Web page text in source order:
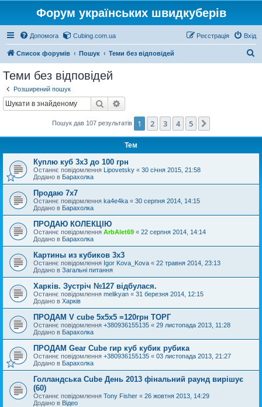
Форум українських швидкуберів
Допомога Cubing.com.ua Вхід
Реєстрація
Список форумів Пошук Теми без відповідей
Теми без відповідей
Розширений пошук
Пошук
Пошук дав 107 результатів 1 2 3 4 5
Тем
Куплю куб 3х3 до 100 грн
Останнє повідомлення Lipovetsky « 30 січня 2015, 21:58
Додано в Барахолка
Продаю 7х7
Останнє повідомлення ka4e4ka « 30 серпня 2014, 14:15
Додано в Барахолка
ПРОДАЮ КОЛЕКЦІЮ
Останнє повідомлення ArbAlet69 « 22 серпня 2014, 14:14
Додано в Барахолка
Картины из кубиков 3х3
Останнє повідомлення Igor Kova_Kova « 22 травня 2014, 23:13
Додано в Загальні питання
Харків. Зустріч №127 відбулася.
Останнє повідомлення melikyan « 31 березня 2014, 12:15
Додано в Харків
ПРОДАМ V cube 5x5x5 =120грн ТОРГ
Останнє повідомлення +380936155135 « 29 листопада 2013, 11:28
Додано в Барахолка
ПРОДАМ Gear Cube гир куб кубик рубика
Останнє повідомлення +380936155135 « 03 листопада 2013, 21:27
Додано в Барахолка
Голландська Cube День 2013 фінальний раунд вирішує
(60)
Останнє повідомлення Tony Fisher « 26 жовтня 2013, 14:29
Додано в Відео